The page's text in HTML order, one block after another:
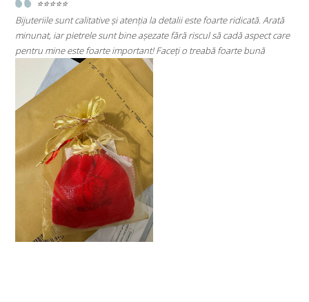
calitative și atenția la detalii este foarte ridicată. Arată
sunt bine așezate fără riscul să cadă aspect care
foarte important! Faceți o treabă foarte bună
⭐⭐⭐⭐⭐
Super